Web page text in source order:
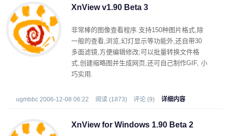
XnView v1.90 Beta 3
非常棒的图像查看程序.支持150种图片格式,除
一般的查看,浏览,幻灯显示等功能外,还自带30
多面滤镜,方便编辑修改;可以批量转换文件格
式,创建缩略图并生成网页,还可自己制作GIF, 小
巧实用.
ugmbbc 2006-12-08 06:22 阅读 (1873) 评论 (9) 详细内容
XnView for Windows 1.90 Beta 2